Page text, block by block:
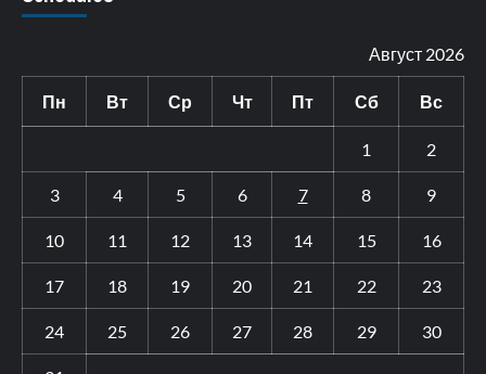
Август 2026
Пн Вт Ср Чт Пт Сб Вс
1 2
3 4 5 6 7 8 9
10 11 12 13 14 15 16
17 18 19 20 21 22 23
24 25 26 27 28 29 30